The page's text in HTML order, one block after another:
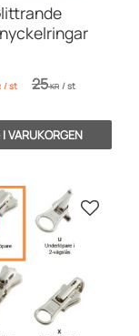
/st 25KR /st
Lägg